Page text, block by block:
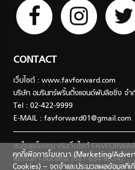
CONTACT
เว็บไซต์ : www.favforward.com
บริษัท อมรินทร์พริ้นติ้งแอนด์พับลิชชิ่ง จำ
Tel : 02-422-9999
E-MAIL :favforward01@gmail.com
สนใจลงโฆษณากับเว็บไซต์
เนตรนภา อมตสกุล [081-684-8324]
คุกกี้เพื่อการโฆษณา (Marketing/
Cookies) – จดจำและประมวลผลข้อมูลที่